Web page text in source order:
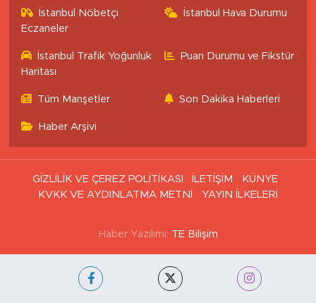
İstanbul Nöbetçi
Eczaneler
İstanbul Hava Durumu
İstanbul Trafik Yoğunluk
Haritası
Puan Durumu ve Fikstür
Tüm Manşetler Son Dakika Haberleri
Haber Arşivi
GİZLİLİK VE ÇEREZ POLİTİKASI İLETİŞİM
KÜNYE
KVKK VE AYDINLATMA METNİ
YAYIN İLKELERİ
Haber Yazılımı: TE Bilişim